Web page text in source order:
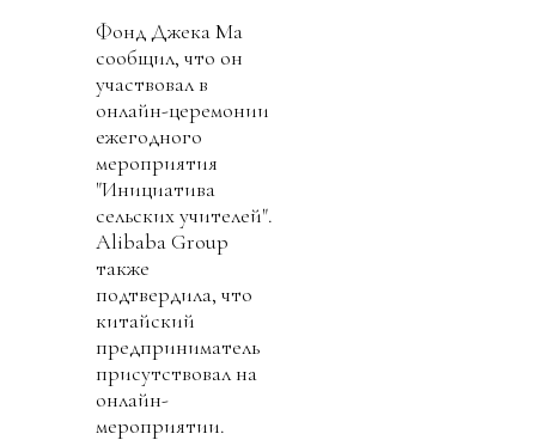
Фонд Джека Ма
сообщил, что он
участвовал в
онлайн-церемонии
ежегодного
мероприятия
"Инициатива
сельских учителей".
Alibaba Group
также
подтвердила, что
китайский
предприниматель
присутствовал на
онлайн-
мероприятии.